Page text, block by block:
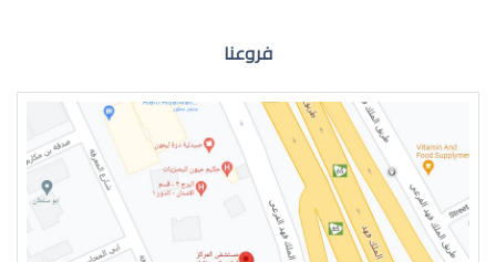
الماء الازرق للعين
فروعنا